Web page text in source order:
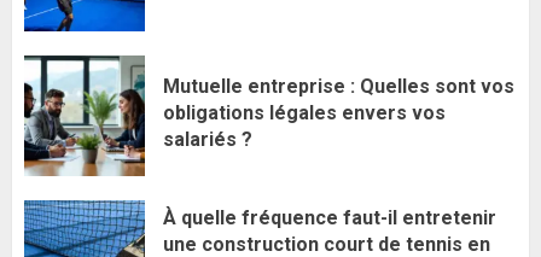
Mutuelle entreprise : Quelles sont vos
obligations légales envers vos
salariés ?
À quelle fréquence faut-il entretenir
une construction court de tennis en